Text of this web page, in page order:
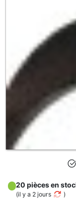
20 pièces en
(il y a 2 jours )